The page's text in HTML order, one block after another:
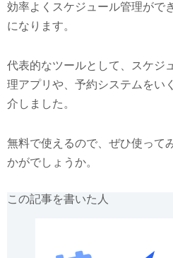
効率よくスケジュール管理がで
になります。
代表的なツールとして、スケジ
理アプリや、予約システムをい
介しました。
無料で使えるので、ぜひ使って
かがでしょうか。
この記事を書いた人